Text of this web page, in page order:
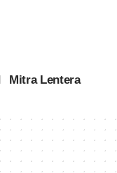
Mitra Lentera